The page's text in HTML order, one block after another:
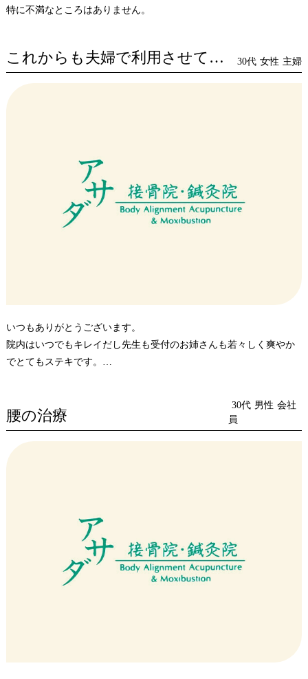
特に不満なところはありません。
これからも夫婦で利用させていただきます 30代 女性 主婦
いつもありがとうございます。
院内はいつでもキレイだし先生も受付のお姉さんも若々しく爽やか
でとてもステキです。
腰の治療
30代 男性 会社
員